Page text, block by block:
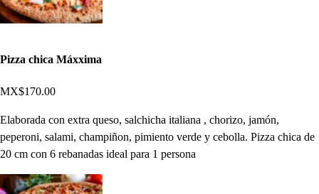
Pizza chica Máxxima
MX$170.00
Elaborada con extra queso, salchicha italiana , chorizo, jamón,
peperoni, salami, champiñon, pimiento verde y cebolla. Pizza chica de
20 cm con 6 rebanadas ideal para 1 persona